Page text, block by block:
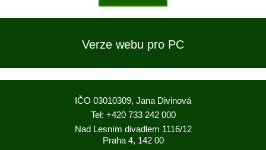
Verze webu pro PC
IČO 03010309, Jana Divinová
Tel: +420 733 242 000
Nad Lesním divadlem 1116/12
Praha 4, 142 00